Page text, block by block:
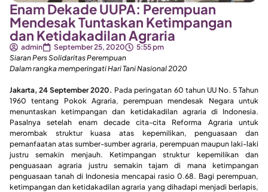
Enam Dekade UUPA: Perempuan
Mendesak Tuntaskan Ketimpangan
dan Ketidakadilan Agraria
admin September 25, 2020
5:55 pm
Siaran Pers Solidaritas Perempuan
Dalam rangka memperingati Hari Tani Nasional 2020
Jakarta, 24 September 2020. Pada peringatan 60 tahun UU No. 5 Tahun
1960 tentang Pokok Agraria, perempuan mendesak Negara untuk
menuntaskan ketimpangan dan ketidakadilan agraria di Indonesia.
Pasalnya setelah enam decade cita-cita Reforma Agraria untuk
merombak struktur kuasa atas kepemilikan, penguasaan dan
pemanfaatan atas sumber-sumber agraria, perempuan maupun laki-laki
justru semakin menjauh. Ketimpangan struktur kepemilikan dan
penguasaan agraria justru semakin tajam di mana ketimpangan
penguasaan tanah di Indonesia mencapai rasio 0.68. Bagi perempuan,
ketimpangan dan ketidakadilan agraria yang dihadapi menjadi berlapis,